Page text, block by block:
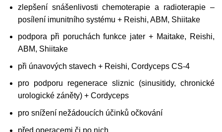
zlepšení snášenlivosti chemoterapie a radioterapie –
posílení imunitního systému + Reishi, ABM, Shiitake
podpora při poruchách funkce jater + Maitake, Reishi,
ABM, Shiitake
při únavových stavech + Reishi, Cordyceps CS-4
pro podporu regenerace sliznic (sinusitidy, chronické
urologické záněty) + Cordyceps
pro snížení nežádoucích účinků očkování
před operacemi či po nich